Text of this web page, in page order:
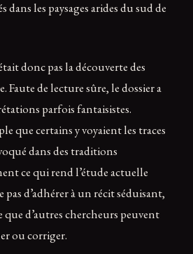
dans les paysages arides du sud de
donc pas la découverte des
Faute de lecture sûre, le dossier a
parfois fantaisistes.
que certains y voyaient les traces
dans des traditions
ce qui rend l’étude actuelle
pas d’adhérer à un récit séduisant,
d’autres chercheurs peuvent
ou corriger.